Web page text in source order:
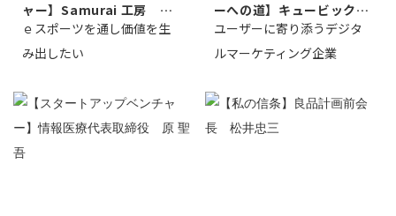
ャー】Samurai 工房 代
表取締...
ｅスポーツを通し価値を生
み出したい
ーへの道】キュービック代
表取締役CE...
ユーザーに寄り添うデジタ
ルマーケティング企業